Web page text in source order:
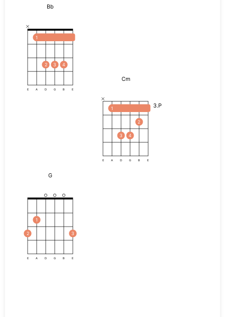
Bb
1
2 3 4
E A D G B E
Cm
3.P
1
3 4
2
E A D G B E
G
2
1
3
E A D G B E